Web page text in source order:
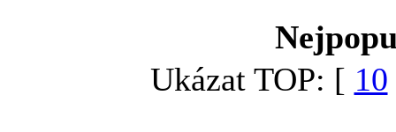
Ukázat TOP: [ 10